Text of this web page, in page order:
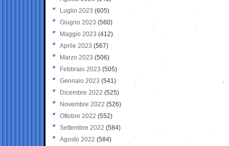
Luglio 2023 (605)
Giugno 2023 (560)
Maggio 2023 (412)
Aprile 2023 (567)
Marzo 2023 (506)
Febbraio 2023 (505)
Gennaio 2023 (541)
Dicembre 2022 (525)
Novembre 2022 (526)
Ottobre 2022 (552)
Settembre 2022 (584)
Agosto 2022 (584)